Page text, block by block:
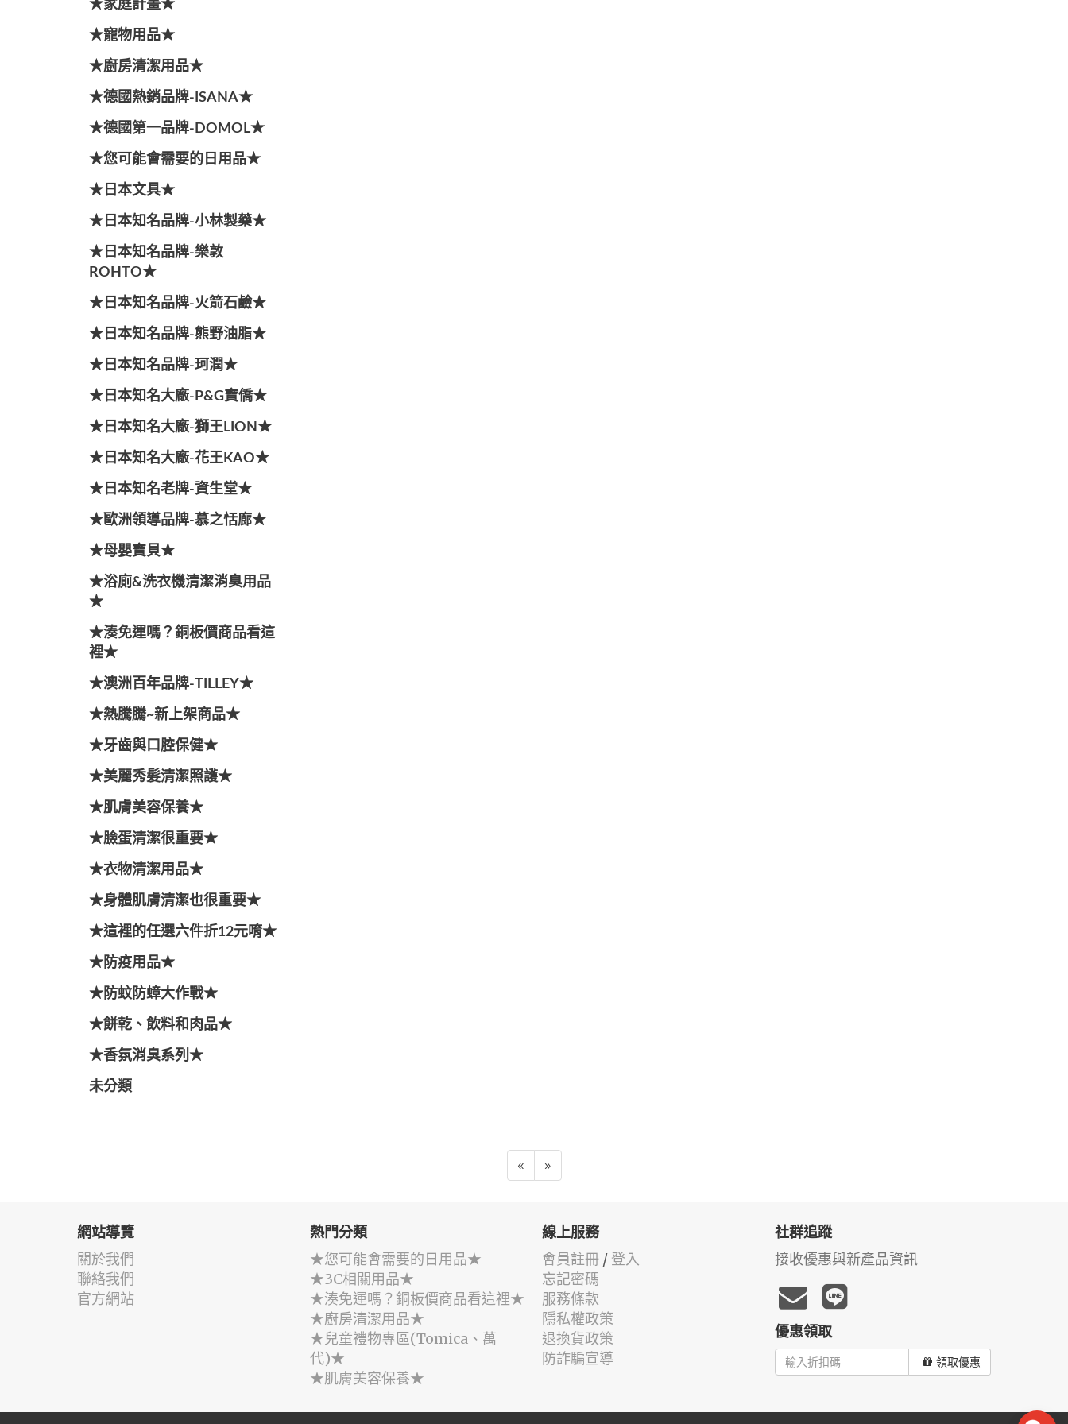
★家庭計畫★
★寵物用品★
★廚房清潔用品★
★德國熱銷品牌-ISANA★
★德國第一品牌-DOMOL★
★您可能會需要的日用品★
★日本文具★
★日本知名品牌-小林製藥★
★日本知名品牌-樂敦
ROHTO★
★日本知名品牌-火箭石鹼★
★日本知名品牌-熊野油脂★
★日本知名品牌-珂潤★
★日本知名大廠-P&G寶僑★
★日本知名大廠-獅王LION★
★日本知名大廠-花王KAO★
★日本知名老牌-資生堂★
★歐洲領導品牌-慕之恬廊★
★母嬰寶貝★
★浴廁&洗衣機清潔消臭用品
★
★湊免運嗎？銅板價商品看這
裡★
★澳洲百年品牌-TILLEY★
★熱騰騰~新上架商品★
★牙齒與口腔保健★
★美麗秀髮清潔照護★
★肌膚美容保養★
★臉蛋清潔很重要★
★衣物清潔用品★
★身體肌膚清潔也很重要★
★這裡的任選六件折12元唷★
★防疫用品★
★防蚊防蟑大作戰★
★餅乾、飲料和肉品★
★香氛消臭系列★
未分類
« »
網站導覽
關於我們
聯絡我們
官方網站
熱門分類
★您可能會需要的日用品★
★3C相關用品★
★湊免運嗎？銅板價商品看這裡★
★廚房清潔用品★
★兒童禮物專區(Tomica、萬
代)★
★肌膚美容保養★
線上服務
會員註冊 / 登入
忘記密碼
服務條款
隱私權政策
退換貨政策
防詐騙宣導
社群追蹤
接收優惠與新產品資訊
優惠領取
領取優惠